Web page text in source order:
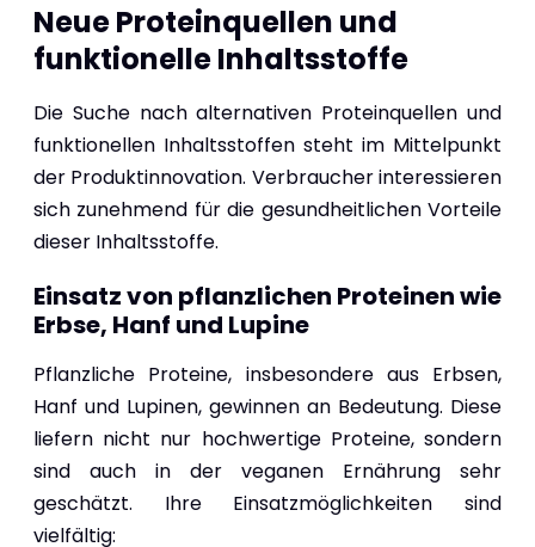
Neue Proteinquellen und
funktionelle Inhaltsstoffe
Die Suche nach alternativen Proteinquellen und
funktionellen Inhaltsstoffen steht im Mittelpunkt
der Produktinnovation. Verbraucher interessieren
sich zunehmend für die gesundheitlichen Vorteile
dieser Inhaltsstoffe.
Einsatz von pflanzlichen Proteinen wie
Erbse, Hanf und Lupine
Pflanzliche Proteine, insbesondere aus Erbsen,
Hanf und Lupinen, gewinnen an Bedeutung. Diese
liefern nicht nur hochwertige Proteine, sondern
sind auch in der veganen Ernährung sehr
geschätzt. Ihre Einsatzmöglichkeiten sind
vielfältig: